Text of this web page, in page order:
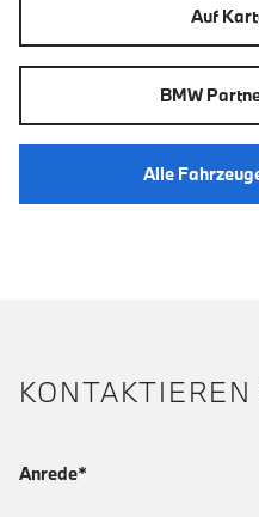
Auf
BMW
Alle
Anrede*